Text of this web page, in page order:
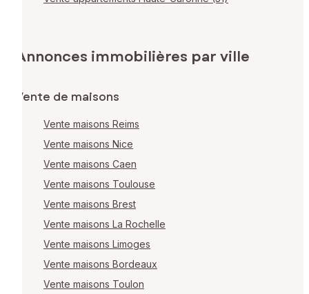
Annonces immobilières par ville
Vente de maisons
Vente maisons Reims
Vente maisons Nice
Vente maisons Caen
Vente maisons Toulouse
Vente maisons Brest
Vente maisons La Rochelle
Vente maisons Limoges
Vente maisons Bordeaux
Vente maisons Toulon